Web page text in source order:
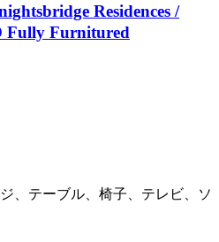
Residences /
Fully Furnitured
、テーブル、椅子、テレビ、ソ